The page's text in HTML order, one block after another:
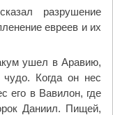
разрушение
евреев и их
ушел в Аравию,
Когда он нес
его в Вавилон, где
Даниил. Пищей,